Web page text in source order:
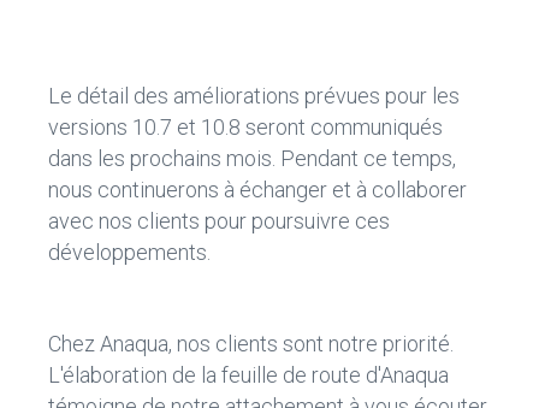
Le détail des améliorations prévues pour les
versions 10.7 et 10.8 seront communiqués
dans les prochains mois. Pendant ce temps,
nous continuerons à échanger et à collaborer
avec nos clients pour poursuivre ces
développements.
Chez Anaqua, nos clients sont notre priorité.
L'élaboration de la feuille de route d'Anaqua